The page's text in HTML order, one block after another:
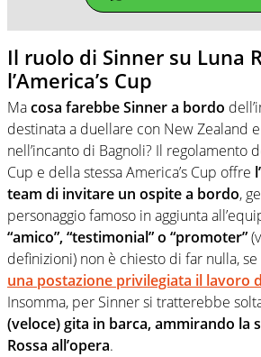
Il ruolo di Sinner su Luna
l’America’s Cup
Macosa farebbe Sinner a bordo
destinata a duellare con New Zealand
nell’incanto di Bagnoli? Il regolamento
Cup e della stessa America’s Cup offre
team di invitare un ospite a bordo,
personaggio famoso in aggiunta
“amico”, “testimonial” o “promoter”
definizioni) non è chiesto di far nulla,
una postazione privilegiata il lavoro
Insomma, per Sinner si tratterebbe
(veloce) gita in barca, ammirando la
Rossa all’opera.